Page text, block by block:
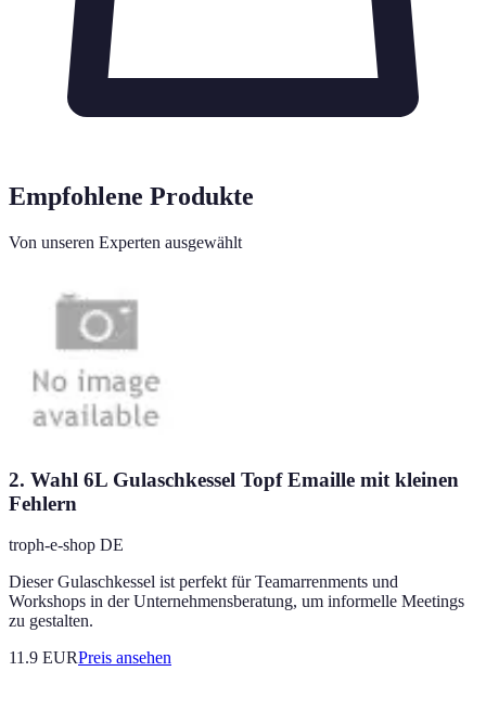
Empfohlene Produkte
Von unseren Experten ausgewählt
2. Wahl 6L Gulaschkessel Topf Emaille mit kleinen
Fehlern
troph-e-shop DE
Dieser Gulaschkessel ist perfekt für Teamarrenments und
Workshops in der Unternehmensberatung, um informelle Meetings
zu gestalten.
11.9 EURPreis ansehen